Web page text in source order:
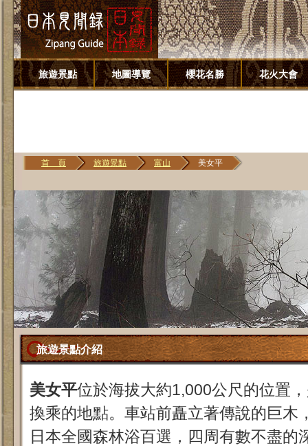
旅遊景點 地圖導覽 櫻花名勝 花火大會
首 頁 旅遊景點 富山 美女平
旅遊景點介紹
美女平位於海拔大約1,000公尺的位置
換乘的地點。車站前矗立著傳說的巨木
日本全國森林浴百選，四周有數不盡的